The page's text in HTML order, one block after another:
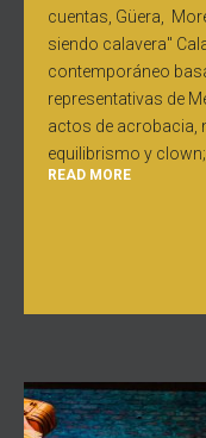
cuentas, Güera,
siendo calavera"
contemporáneo
representativas de
actos de acrobacia,
equilibrismo y
READ MORE